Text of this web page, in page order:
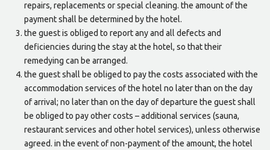
repairs, replacements or special cleaning. the amount of the
payment shall be determined by the hotel.
the guest is obliged to report any and all defects and
deficiencies during the stay at the hotel, so that their
remedying can be arranged.
the guest shall be obliged to pay the costs associated with the
accommodation services of the hotel no later than on the day
of arrival; no later than on the day of departure the guest shall
be obliged to pay other costs – additional services (sauna,
restaurant services and other hotel services), unless otherwise
agreed. in the event of non-payment of the amount, the hotel